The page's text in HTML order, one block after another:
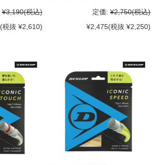
¥3,190(税込)
(税抜 ¥2,610)
定価: ¥2,750(税込)
¥2,475(税抜 ¥2,250)